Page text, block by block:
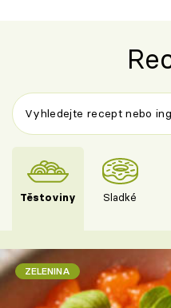
Těstoviny Sladké
ZELENINA